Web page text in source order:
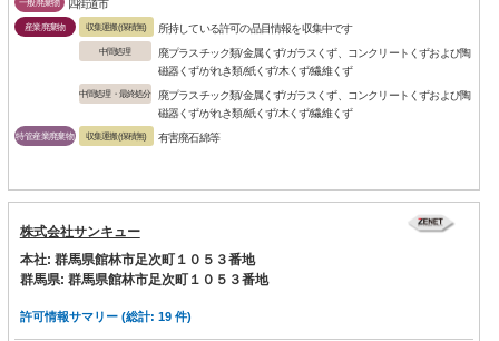
四街道市
産業廃棄物 収集運搬(保積無) 所持している許可の品目情報を収集中です
中間処理
廃プラスチック類/金属くず/ガラスくず、コンクリートくずおよび陶
磁器くず/がれき類/紙くず/木くず/繊維くず
中間処理・最終処分
廃プラスチック類/金属くず/ガラスくず、コンクリートくずおよび陶
磁器くず/がれき類/紙くず/木くず/繊維くず
特管産業廃棄物 収集運搬(保積無) 有害廃石綿等
株式会社サンキュー
本社: 群馬県館林市足次町１０５３番地
群馬県: 群馬県館林市足次町１０５３番地
許可情報サマリー (総計: 19 件)